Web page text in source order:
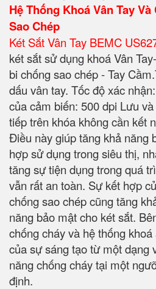
Hệ Thống Khoá Vân Tay
Sao Chép
Két Sắt Vân Tay BEMC
két sắt sử dụng khoá Vân
bi chống sao chép - Tay Cầm.
dấu vân tay. Tốc độ xác
của cảm biến: 500 dpi Lưu
tiếp trên khóa không cần kết
Điều này giúp tăng khả năng
hợp sử dụng trong siêu thị,
tăng sự tiện dụng trong quá
vẫn rất an toàn. Sự kết hợp
chống sao chép cũng tăng
năng bảo mật cho két sắt.
chống cháy và hệ thống
của sự sáng tạo từ một dạng
năng chống cháy tại một
định.